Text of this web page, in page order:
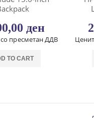
ден
пресметан ДДВ
TO CART